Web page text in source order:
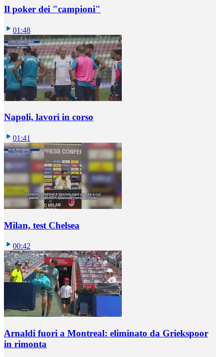
Il poker dei "campioni"
01:48
Napoli, lavori in corso
01:41
Milan, test Chelsea
00:42
Arnaldi fuori a Montreal: eliminato da Griekspoor
in rimonta